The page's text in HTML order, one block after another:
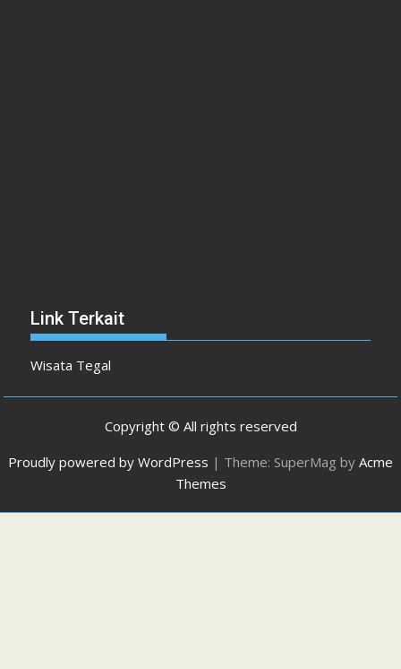
Link Terkait
Wisata Tegal
Copyright © All rights reserved
Proudly powered by WordPress | Theme: SuperMag by Acme
Themes